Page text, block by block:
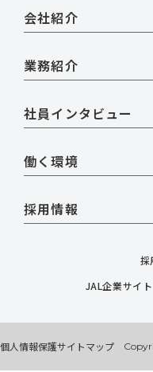
会社紹介
業務紹介
社員インタビュー
働く環境
採用情報
採
JAL企業サイト
個人情報保護サイトマップ